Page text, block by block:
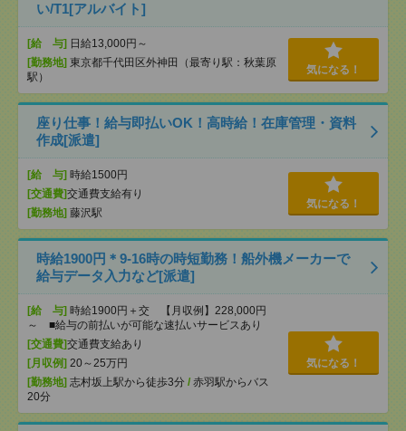
い/T1[アルバイト]
[給 与] 日給13,000円～
[勤務地] 東京都千代田区外神田（最寄り駅：秋葉原
駅）
気になる！
座り仕事！給与即払いOK！高時給！在庫管理・資料
作成[派遣]
[給 与] 時給1500円
[交通費]交通費支給有り
[勤務地] 藤沢駅
気になる！
時給1900円＊9-16時の時短勤務！船外機メーカーで
給与データ入力など[派遣]
[給 与] 時給1900円＋交 【月収例】228,000円
～ ■給与の前払いが可能な速払いサービスあり
[交通費]交通費支給あり
[月収例] 20～25万円
[勤務地] 志村坂上駅から徒歩3分 / 赤羽駅からバス
20分
気になる！